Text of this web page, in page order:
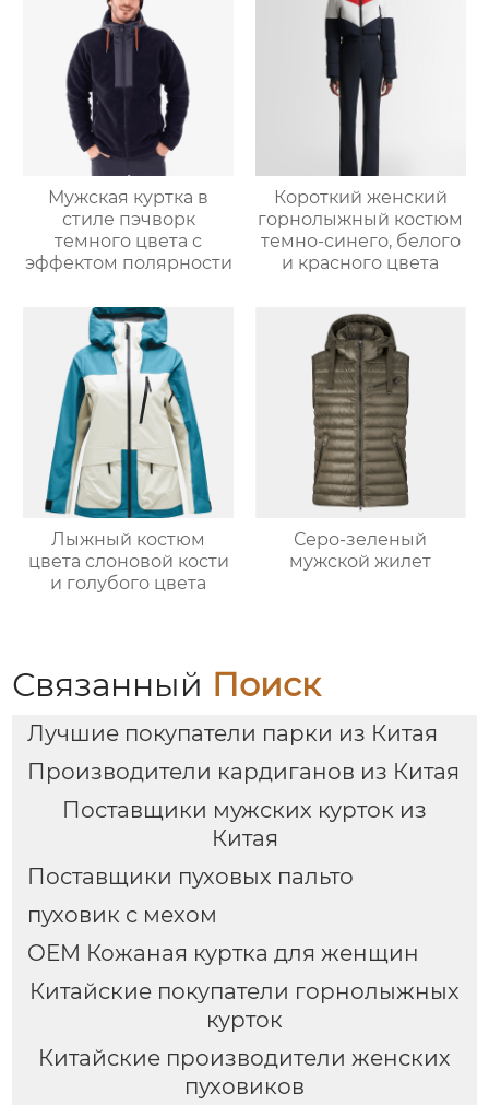
Мужская куртка в
стиле пэчворк
темного цвета с
эффектом полярности
Короткий женский
горнолыжный костюм
темно-синего, белого
и красного цвета
Лыжный костюм
цвета слоновой кости
и голубого цвета
Серо-зеленый
мужской жилет
Связанный Поиск
Лучшие покупатели парки из Китая
Производители кардиганов из Китая
Поставщики мужских курток из
Китая
Поставщики пуховых пальто
пуховик с мехом
OEM Кожаная куртка для женщин
Китайские покупатели горнолыжных
курток
Китайские производители женских
пуховиков